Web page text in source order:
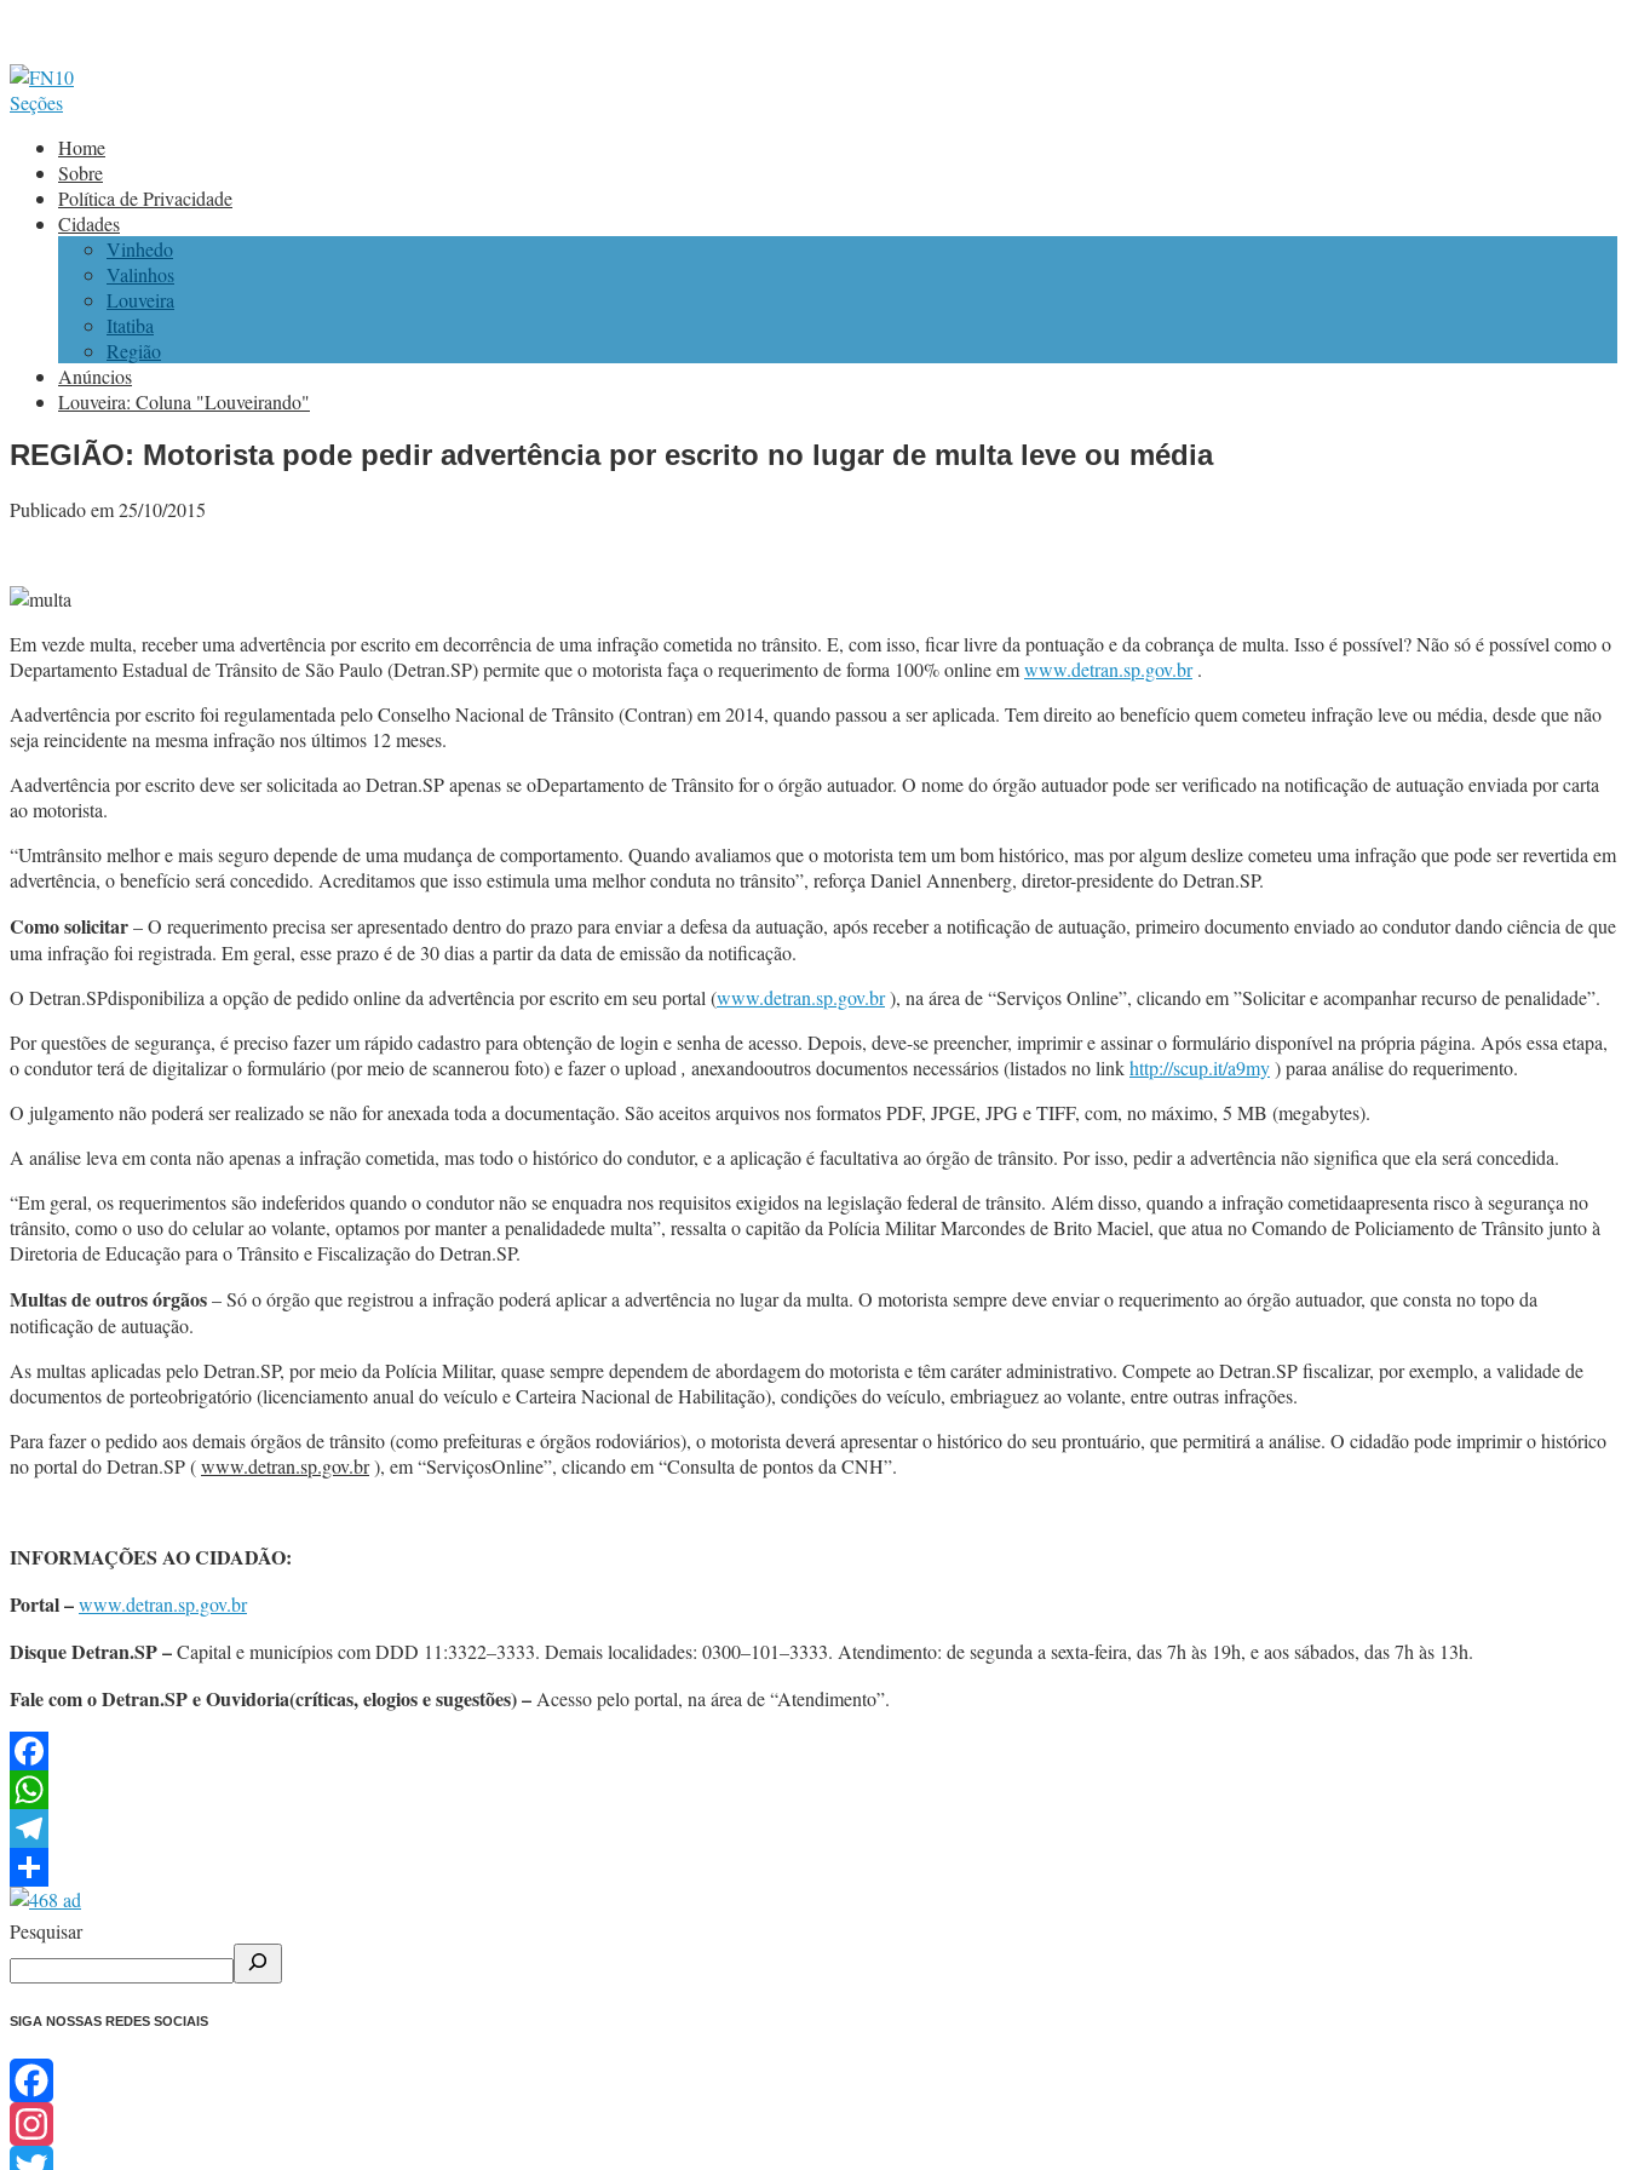
Seções
Home
Sobre
Política de Privacidade
Cidades
Vinhedo
Valinhos
Louveira
Itatiba
Região
Anúncios
Louveira: Coluna "Louveirando"
REGIÃO: Motorista pode pedir advertência por escrito no lugar de multa leve ou média
Publicado em 25/10/2015
Em vezde multa, receber uma advertência por escrito em decorrência de uma infração cometida no trânsito. E, com isso, ficar livre da pontuação e da cobrança de multa. Isso é possível? Não só é possível como o
Departamento Estadual de Trânsito de São Paulo (Detran.SP) permite que o motorista faça o requerimento de forma 100% online emwww.detran.sp.gov.br.
Aadvertência por escrito foi regulamentada pelo Conselho Nacional de Trânsito (Contran) em 2014, quando passou a ser aplicada. Tem direito ao benefício quem cometeu infração leve ou média, desde que não
seja reincidente na mesma infração nos últimos 12 meses.
Aadvertência por escrito deve ser solicitada ao Detran.SP apenas se oDepartamento de Trânsito for o órgão autuador. O nome do órgão autuador pode ser verificado na notificação de autuação enviada por carta
ao motorista.
“Umtrânsito melhor e mais seguro depende de uma mudança de comportamento. Quando avaliamos que o motorista tem um bom histórico, mas por algum deslize cometeu uma infração que pode ser revertida em
advertência, o benefício será concedido. Acreditamos que isso estimula uma melhor conduta no trânsito”, reforça Daniel Annenberg, diretor-presidente do Detran.SP.
Como solicitar– O requerimento precisa ser apresentado dentro do prazo para enviar a defesa da autuação, após receber a notificação de autuação, primeiro documento enviado ao condutor dando ciência de que
uma infração foi registrada. Em geral, esse prazo é de 30 dias a partir da data de emissão da notificação.
O Detran.SPdisponibiliza a opção de pedido online da advertência por escrito em seu portal (www.detran.sp.gov.br), na área de “Serviços Online”, clicando em ”Solicitar e acompanhar recurso de penalidade”.
Por questões de segurança, é preciso fazer um rápido cadastro para obtenção de login e senha de acesso. Depois, deve-se preencher, imprimir e assinar o formulário disponível na própria página. Após essa etapa,
o condutor terá de digitalizar o formulário (por meio de scannerou foto) e fazer o upload , anexandooutros documentos necessários (listados no linkhttp://scup.it/a9my) paraa análise do requerimento.
O julgamento não poderá ser realizado se não for anexada toda a documentação. São aceitos arquivos nos formatos PDF, JPGE, JPG e TIFF, com, no máximo, 5 MB (megabytes).
A análise leva em conta não apenas a infração cometida, mas todo o histórico do condutor, e a aplicação é facultativa ao órgão de trânsito. Por isso, pedir a advertência não significa que ela será concedida.
“Em geral, os requerimentos são indeferidos quando o condutor não se enquadra nos requisitos exigidos na legislação federal de trânsito. Além disso, quando a infração cometidaapresenta risco à segurança no
trânsito, como o uso do celular ao volante, optamos por manter a penalidadede multa”, ressalta o capitão da Polícia Militar Marcondes de Brito Maciel, que atua no Comando de Policiamento de Trânsito junto à
Diretoria de Educação para o Trânsito e Fiscalização do Detran.SP.
Multas de outros órgãos– Só o órgão que registrou a infração poderá aplicar a advertência no lugar da multa. O motorista sempre deve enviar o requerimento ao órgão autuador, que consta no topo da
notificação de autuação.
As multas aplicadas pelo Detran.SP, por meio da Polícia Militar, quase sempre dependem de abordagem do motorista e têm caráter administrativo. Compete ao Detran.SP fiscalizar, por exemplo, a validade de
documentos de porteobrigatório (licenciamento anual do veículo e Carteira Nacional de Habilitação), condições do veículo, embriaguez ao volante, entre outras infrações.
Para fazer o pedido aos demais órgãos de trânsito (como prefeituras e órgãos rodoviários), o motorista deverá apresentar o histórico do seu prontuário, que permitirá a análise. O cidadão pode imprimir o histórico
no portal do Detran.SP (www.detran.sp.gov.br), em “ServiçosOnline”, clicando em “Consulta de pontos da CNH”.
INFORMAÇÕES AO CIDADÃO:
Portal –www.detran.sp.gov.br
Disque Detran.SP –Capital e municípios com DDD 11:3322–3333. Demais localidades: 0300–101–3333. Atendimento: de segunda a sexta-feira, das 7h às 19h, e aos sábados, das 7h às 13h.
Fale com o Detran.SP e Ouvidoria(críticas, elogios e sugestões) – Acesso pelo portal, na área de “Atendimento”.
Facebook
WhatsApp
Telegram
Share
Pesquisar
SIGA NOSSAS REDES SOCIAIS
Facebook